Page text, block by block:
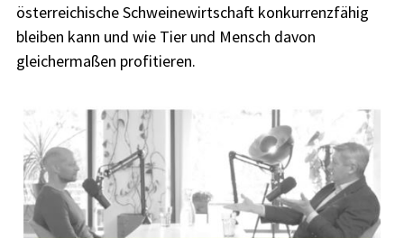
österreichische Schweinewirtschaft konkurrenzfähig
bleiben kann und wie Tier und Mensch davon
gleichermaßen profitieren.